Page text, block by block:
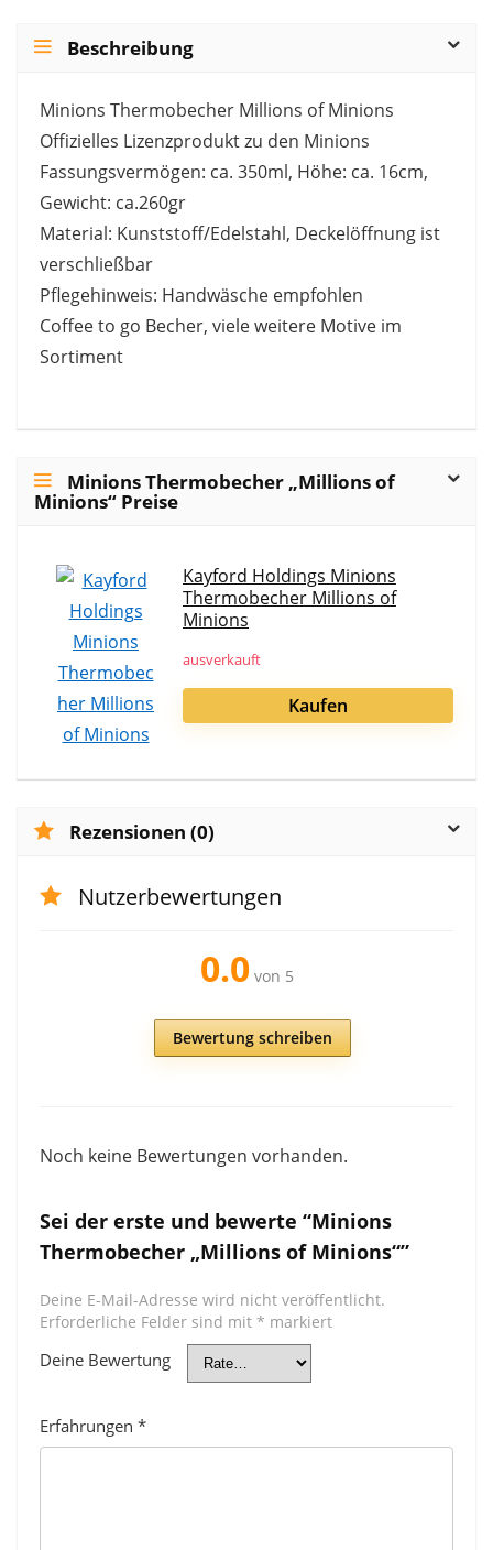
Beschreibung
Minions Thermobecher Millions of Minions
Offizielles Lizenzprodukt zu den Minions
Fassungsvermögen: ca. 350ml, Höhe: ca. 16cm,
Gewicht: ca.260gr
Material: Kunststoff/Edelstahl, Deckelöffnung ist
verschließbar
Pflegehinweis: Handwäsche empfohlen
Coffee to go Becher, viele weitere Motive im
Sortiment
Minions Thermobecher „Millions of
Minions“ Preise
Kayford Holdings Minions
Thermobecher Millions of
Minions
ausverkauft
Kaufen
Rezensionen (0)
Nutzerbewertungen
0.0 von 5
Bewertung schreiben
Noch keine Bewertungen vorhanden.
Sei der erste und bewerte “Minions
Thermobecher „Millions of Minions“”
Deine E-Mail-Adresse wird nicht veröffentlicht.
Erforderliche Felder sind mit * markiert
Deine Bewertung
Erfahrungen *